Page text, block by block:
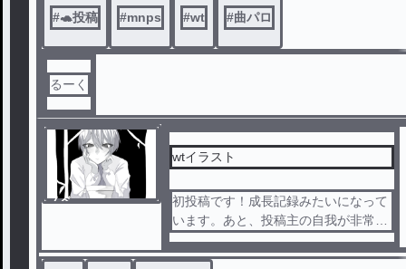
ください。
迷惑行為禁止
キャラ崩れあり
地雷さんはさようなら
運営さん消さないでください
#🐢投稿 #mnps #wt #曲パロ
るーく
ノベ
wtイラスト
初投稿です！成長記録みたいになって
います。あと、投稿主の自我が非常に
強いので見たくない方は文字は読まな
いで大丈夫です。医者組大好きなので